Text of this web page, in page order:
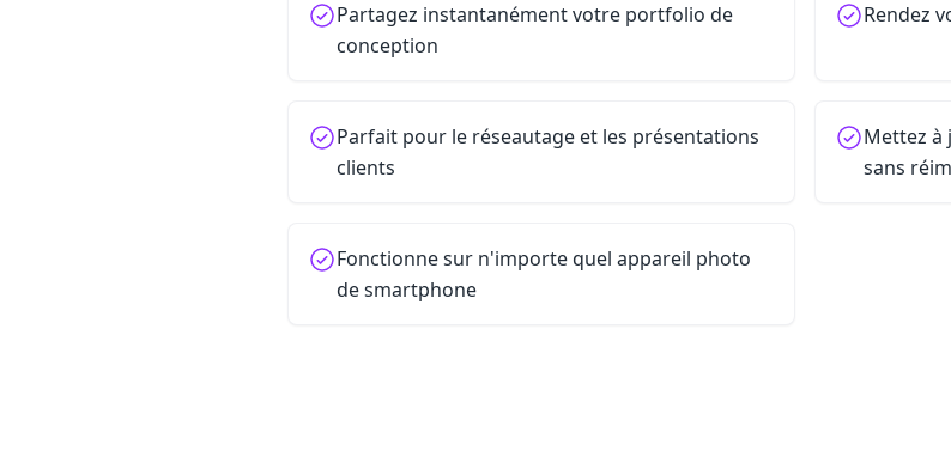
Partagez instantanément votre portfolio de
conception
Rendez
Parfait pour le réseautage et les présentations
clients
Mettez
sans
Fonctionne sur n'importe quel appareil photo
de smartphone